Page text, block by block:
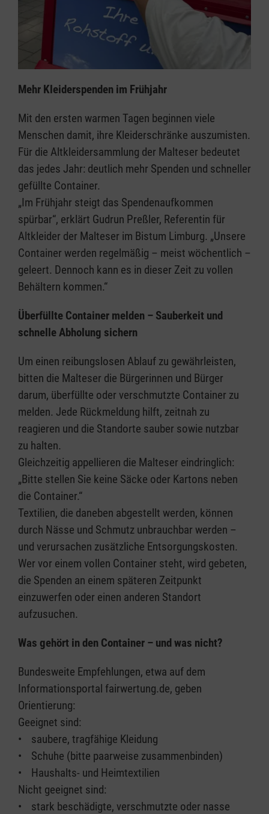
Mehr Kleiderspenden im Frühjahr
Mit den ersten warmen Tagen beginnen viele
Menschen damit, ihre Kleiderschränke auszumisten.
Für die Altkleidersammlung der Malteser bedeutet
das jedes Jahr: deutlich mehr Spenden und schneller
gefüllte Container.
„Im Frühjahr steigt das Spendenaufkommen
spürbar“, erklärt Gudrun Preßler, Referentin für
Altkleider der Malteser im Bistum Limburg. „Unsere
Container werden regelmäßig – meist wöchentlich –
geleert. Dennoch kann es in dieser Zeit zu vollen
Behältern kommen.“
Überfüllte Container melden – Sauberkeit und
schnelle Abholung sichern
Um einen reibungslosen Ablauf zu gewährleisten,
bitten die Malteser die Bürgerinnen und Bürger
darum, überfüllte oder verschmutzte Container zu
melden. Jede Rückmeldung hilft, zeitnah zu
reagieren und die Standorte sauber sowie nutzbar
zu halten.
Gleichzeitig appellieren die Malteser eindringlich:
„Bitte stellen Sie keine Säcke oder Kartons neben
die Container.“
Textilien, die daneben abgestellt werden, können
durch Nässe und Schmutz unbrauchbar werden –
und verursachen zusätzliche Entsorgungskosten.
Wer vor einem vollen Container steht, wird gebeten,
die Spenden an einem späteren Zeitpunkt
einzuwerfen oder einen anderen Standort
aufzusuchen.
Was gehört in den Container – und was nicht?
Bundesweite Empfehlungen, etwa auf dem
Informationsportal fairwertung.de, geben
Orientierung:
Geeignet sind:
• saubere, tragfähige Kleidung
• Schuhe (bitte paarweise zusammenbinden)
• Haushalts- und Heimtextilien
Nicht geeignet sind:
• stark beschädigte, verschmutzte oder nasse